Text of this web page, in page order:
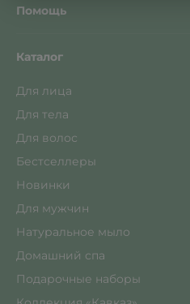
Помощь
Каталог
Для лица
Для тела
Для волос
Бестселлеры
Новинки
Для мужчин
Натуральное мыло
Домашний спа
Подарочные наборы